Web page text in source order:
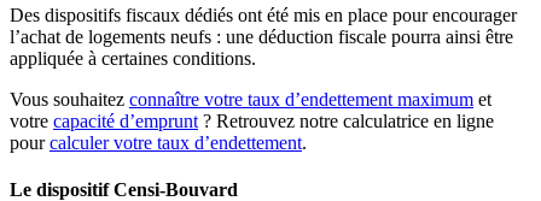
Des dispositifs fiscaux dédiés ont été mis en place pour encourager
l’achat de logements neufs : une déduction fiscale pourra ainsi être
appliquée à certaines conditions.
Vous souhaitez connaître votre taux d’endettement maximum et
votre capacité d’emprunt ? Retrouvez notre calculatrice en ligne
pourcalculer votre taux d’endettement.
Le dispositif Censi-Bouvard